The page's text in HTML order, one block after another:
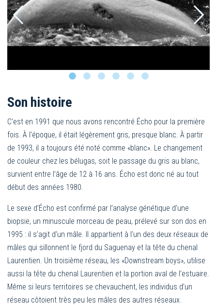
Son histoire
C’est en 1991 que nous avons rencontré Écho pour la première
fois. À l’époque, il était légèrement gris, presque blanc. À partir
de 1993, il a toujours été noté comme «blanc». Le changement
de couleur chez les bélugas, soit le passage du gris au blanc,
survient entre l’âge de 12 à 16 ans. Écho est donc né au tout
début des années 1980.
Le sexe d’Écho est confirmé par l’analyse génétique d’une
biopsie, un minuscule morceau de peau, prélevé sur son dos en
1995 : il s’agit d’un mâle. Il appartient à l’un des deux réseaux de
mâles qui sillonnent le fjord du Saguenay et la tête du chenal
Laurentien. Un troisième réseau, les «Downstream boys», utilise
aussi la tête du chenal Laurentien et la portion aval de l’estuaire.
Même si leurs territoires se chevauchent, les individus d’un
réseau côtoient très peu les mâles des autres réseaux.